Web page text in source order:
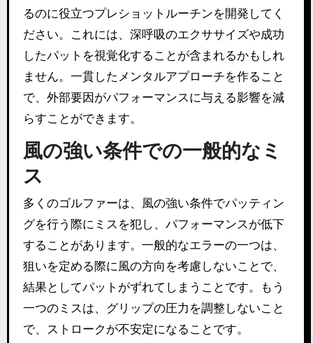
るのに役立つプレショットルーチンを開発してく
ださい。これには、深呼吸のエクササイズや成功
したパットを視覚化することが含まれるかもしれ
ません。一貫したメンタルアプローチを作ること
で、外部要因がパフォーマンスに与える影響を減
らすことができます。
風の強い条件での一般的なミ
ス
多くのゴルファーは、風の強い条件でパッティン
グを行う際にミスを犯し、パフォーマンスが低下
することがあります。一般的なエラーの一つは、
狙いを定める際に風の方向を考慮しないことで、
結果としてパットがずれてしまうことです。もう
一つのミスは、グリップの圧力を調整しないこと
で、ストロークが不安定になることです。